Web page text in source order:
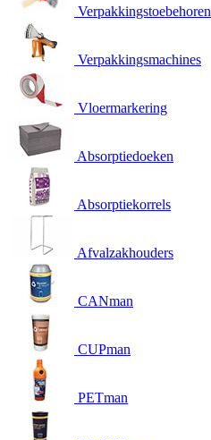
Verpakkingstoebehoren
Verpakkingsmachines
Vloermarkering
Absorptiedoeken
Absorptiekorrels
Afvalzakhouders
CANman
CUPman
PETman